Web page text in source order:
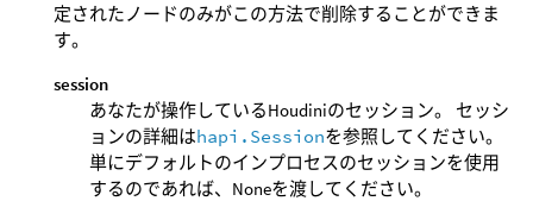
定されたノードのみがこの方法で削除することができま
す。
session
あなたが操作しているHoudiniのセッション。 セッシ
ョンの詳細はhapi.Sessionを参照してください。
単にデフォルトのインプロセスのセッションを使用
するのであれば、Noneを渡してください。